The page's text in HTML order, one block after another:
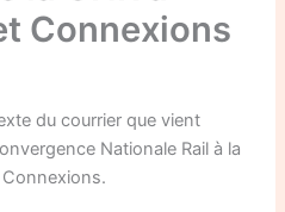
Connexions
du courrier que vient
Nationale Rail à la